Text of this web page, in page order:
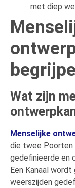
met diep
Wat zijn
Menselijke
die twee Poorten
gedefinieerde en
Een Kanaal
weerszijden